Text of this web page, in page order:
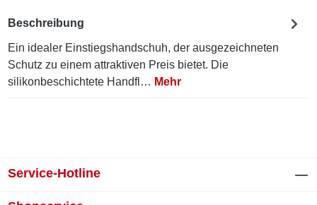
Beschreibung
Ein idealer Einstiegshandschuh, der ausgezeichneten
Schutz zu einem attraktiven Preis bietet. Die
silikonbeschichtete Handfl… Mehr
Service-Hotline